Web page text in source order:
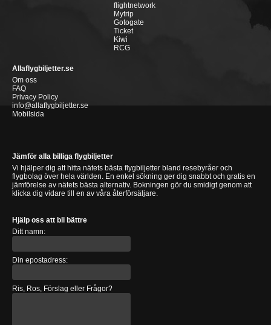
flightnetwork
Mytrip
Gotogate
Ticket
Kiwi
RCG
Allaflygbiljetter.se
Om oss
FAQ
Privacy Policy
info@allaflygbiljetter.se
Mobilsida
Jämför alla billiga flygbiljetter
Vi hjälper dig att hitta nätets bästa flygbiljetter bland resebyråer och
flygbolag över hela världen. En enkel sökning ger dig snabbt och gratis en
jämförelse av nätets bästa alternativ. Bokningen gör du smidigt genom att
klicka dig vidare till en av våra återförsäljare.
Hjälp oss att bli bättre
Ditt namn:
Din epostadress:
Ris, Ros, Förslag eller Frågor?